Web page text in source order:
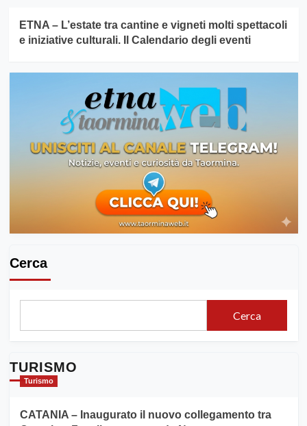
ETNA – L’estate tra cantine e vigneti molti spettacoli
e iniziative culturali. Il Calendario degli eventi
Cerca
Cerca
TURISMO
Turismo
CATANIA – Inaugurato il nuovo collegamento tra